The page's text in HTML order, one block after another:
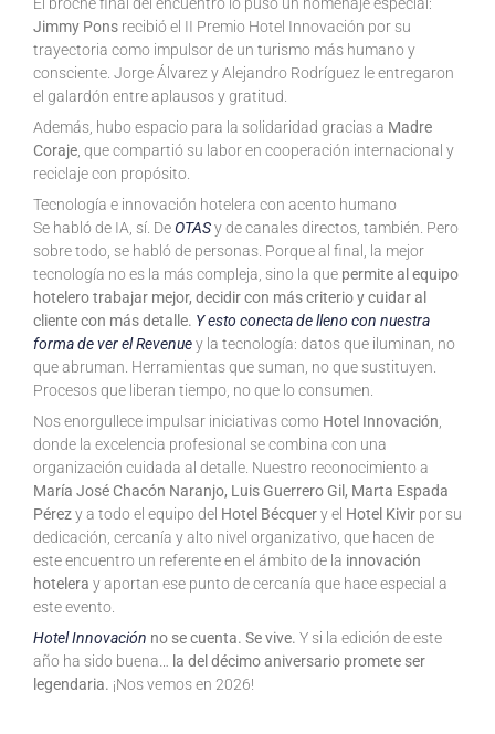
Jimmy Pons recibió el II Premio Hotel Innovación por su
trayectoria como impulsor de un turismo más humano y
consciente. Jorge Álvarez y Alejandro Rodríguez le entregaron
el galardón entre aplausos y gratitud.
Además, hubo espacio para la solidaridad gracias a Madre
Coraje , que compartió su labor en cooperación internacional y
reciclaje con propósito.
Tecnología e innovación hotelera con acento humano
Se habló de IA, sí. DeOTASy de canales directos, también. Pero
sobre todo, se habló de personas. Porque al final, la mejor
tecnología no es la más compleja, sino la que permite al equipo
hotelero trabajar mejor, decidir con más criterio y cuidar al
cliente con más detalle. Y esto conecta de lleno con nuestra
forma de ver el Revenuey la tecnología: datos que iluminan, no
que abruman. Herramientas que suman, no que sustituyen.
Procesos que liberan tiempo, no que lo consumen.
Nos enorgullece impulsar iniciativas como Hotel Innovación
donde la excelencia profesional se combina con una
organización cuidada al detalle. Nuestro reconocimiento a
María José Chacón Naranjo, Luis Guerrero Gil, Marta Espada
Pérezy a todo el equipo del Hotel Bécquery el Hotel Kivir por su
dedicación, cercanía y alto nivel organizativo, que hacen de
este encuentro un referente en el ámbito de la innovación
hotelera y aportan ese punto de cercanía que hace especial a
este evento.
Hotel Innovación no se cuenta. Se vive. Y si la edición de este
año ha sido buena…
la del décimo aniversario promete ser
legendaria. ¡Nos vemos en 2026!